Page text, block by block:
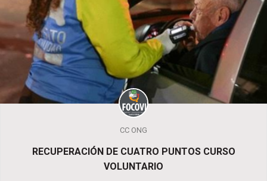
CC ONG
RECUPERACIÓN DE CUATRO PUNTOS CURSO
VOLUNTARIO